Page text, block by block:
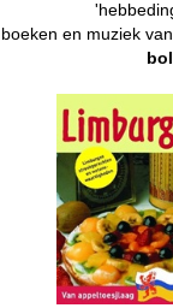
boeken en muziek
bol